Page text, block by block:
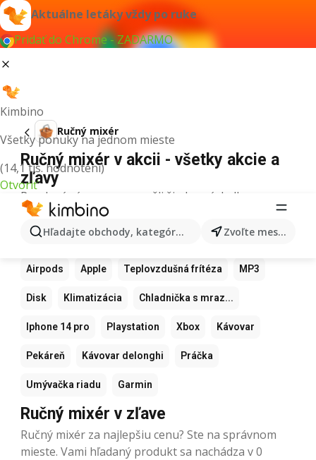
Aktuálne letáky vždy po ruke
Pridať do Chrome - ZADARMO
Kimbino
Všetky ponuky na jednom mieste
(14,1 tis. hodnotení)
Otvoriť
Hľadajte obchody, kategórie, produkty... Zvoľte mesto
Ručný mixér
Ručný mixér v akcii - všetky akcie a
zľavy
Pre daný výraz sme nenašli žiadne výsledky.
Ďalšie obľúbené produkty
Samsung Xiaomi Apple Watch
Airpods Apple Teplovzdušná frítéza MP3
Disk Klimatizácia Chladnička s mraz...
Iphone 14 pro Playstation Xbox Kávovar
Pekáreň Kávovar delonghi Práčka
Umývačka riadu Garmin
Ručný mixér v zľave
Ručný mixér za najlepšiu cenu? Ste na správnom
mieste. Vami hľadaný produkt sa nachádza v 0